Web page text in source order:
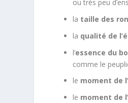
ou très peu
la taille des
la qualité de
l’essence du
comme le
le moment de
le moment de